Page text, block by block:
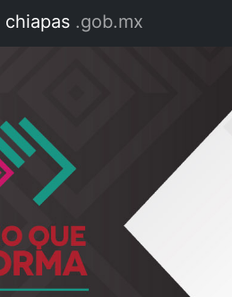
chiapas .gob.mx